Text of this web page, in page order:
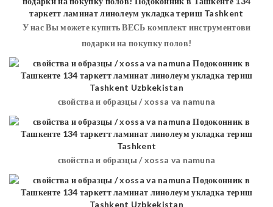
У нас Вы можете купить ВЕСЬ комплект инструментови
подарки на покупку полов!
свойства и образцы / xossa va namuna
свойства и образцы / xossa va namuna